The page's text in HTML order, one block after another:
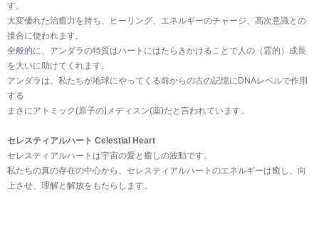
す。
大変優れた治癒力を持ち、ヒーリング、エネルギーのチャージ、高次意識との
接合に使われます。
全般的に、アンダラの特質はハートにはたらきかけることで人の（霊的）成長
を大いに助けてくれます。
アンダラは、私たちが地球にやってくる前からの古の記憶にDNAレベルで作用
する
まさにアトミック(原子の)メディスン(薬)だと言われています。
セレスティアルハート Celestial Heart
セレスティアルハートは宇宙の愛と癒しの波動です。
私たちの真の存在の中心から、セレスティアルハートのエネルギーは癒し、向
上させ、理解と解放をもたらします。